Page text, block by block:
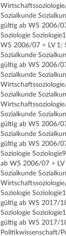
Sozialkunde
gültig ab WS 2006/
Soziologie
WS 2006/07 > LV 1:
Sozialkunde
gültig ab WS 2006/
Sozialkunde
Sozialkunde
Sozialkunde
gültig ab WS 2006/
Sozialkunde
gültig ab WS 2006/
Soziologie
ab WS 2006/07 > LV
Sozialkunde
Soziologie
gültig ab WS 2017/
Soziologie
gültig ab WS 2017/
Politikwissenschaft/